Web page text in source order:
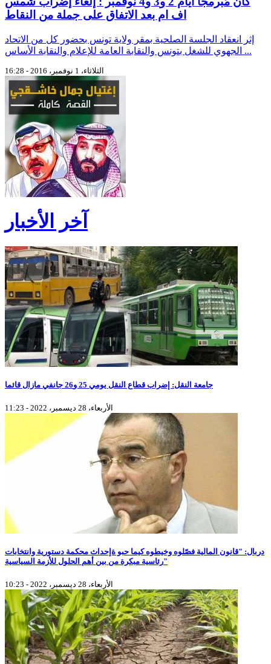
اف ام بعد الاتفاق على جملة من النقاط
إثر انعقاد الجلسة الصلحية بمقر ولاية تونس بحضور كل من الاتحاد
الجهوي للشغل بتونس والنقابة العامة للإعلام والنقابة الأساس ...
الثلاثاء، 1 نوفمبر، 2016 - 16:28
آخر الأخبار
جامعة النقل: إضراب قطاع النقل يومي 25 و26 جانفي مازال قائما
الأربعاء، 28 ديسمبر، 2022 - 11:23
دربال: "قانون المالية فصّلوه وخيطوه كيما حبو ةإحداث محكمة دستورية وانتخابات
رئاسية مبكرة من بين أهم الحلول للأزمة السياسية"
الأربعاء، 28 ديسمبر، 2022 - 10:23